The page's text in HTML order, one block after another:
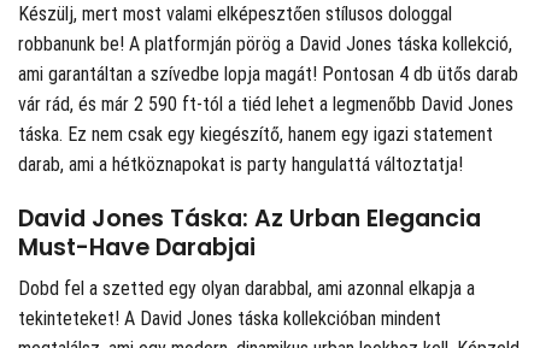
Készülj, mert most valami elképesztően stílusos dologgal
robbanunk be! A platformján pörög a David Jones táska kollekció,
ami garantáltan a szívedbe lopja magát! Pontosan 4 db ütős darab
vár rád, és már 2 590 ft-tól a tiéd lehet a legmenőbb David Jones
táska. Ez nem csak egy kiegészítő, hanem egy igazi statement
darab, ami a hétköznapokat is party hangulattá változtatja!
David Jones Táska: Az Urban Elegancia
Must-Have Darabjai
Dobd fel a szetted egy olyan darabbal, ami azonnal elkapja a
tekinteteket! A David Jones táska kollekcióban mindent